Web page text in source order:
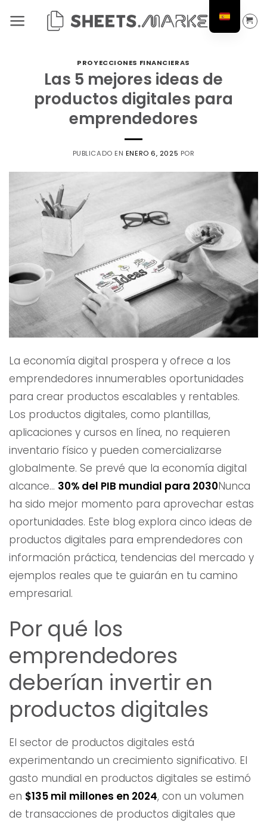
PROYECCIONES FINANCIERAS
Las 5 mejores ideas de
productos digitales para
emprendedores
PUBLICADO EN ENERO 6, 2025 POR
La economía digital prospera y ofrece a los
emprendedores innumerables oportunidades
para crear productos escalables y rentables.
Los productos digitales, como plantillas,
aplicaciones y cursos en línea, no requieren
inventario físico y pueden comercializarse
globalmente. Se prevé que la economía digital
alcance... 30% del PIB mundial para 2030Nunca
ha sido mejor momento para aprovechar estas
oportunidades. Este blog explora cinco ideas de
productos digitales para emprendedores con
información práctica, tendencias del mercado y
ejemplos reales que te guiarán en tu camino
empresarial.
Por qué los
emprendedores
deberían invertir en
productos digitales
El sector de productos digitales está
experimentando un crecimiento significativo. El
gasto mundial en productos digitales se estimó
en $135 mil millones en 2024, con un volumen
de transacciones de productos digitales que